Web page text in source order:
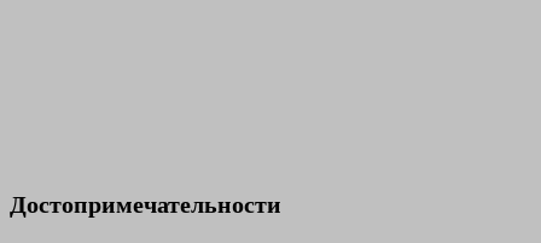
Достопримечательности